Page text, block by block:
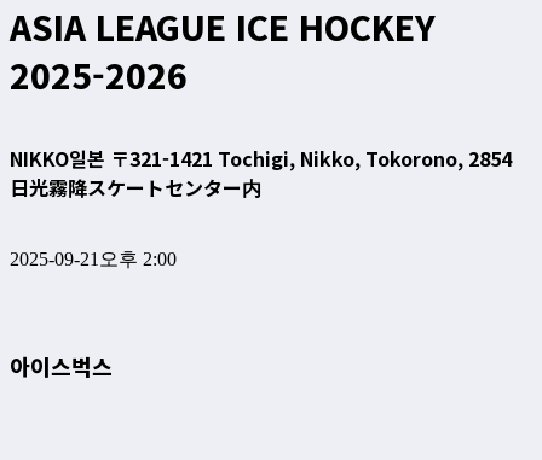
ASIA LEAGUE ICE HOCKEY
2025-2026
NIKKO일본 〒321-1421 Tochigi, Nikko, Tokorono, 2854
日光霧降スケートセンター内
2025-09-21 오후 2:00
아이스벅스